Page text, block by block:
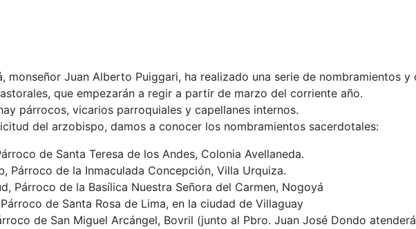
monseñor Juan Alberto Puiggari, ha realizado una serie de nombramientos y
que empezarán a regir a partir de marzo del corriente año.
párrocos, vicarios parroquiales y capellanes internos.
del arzobispo, damos a conocer los nombramientos sacerdotales:
de Santa Teresa de los Andes, Colonia Avellaneda.
Párroco de la Inmaculada Concepción, Villa Urquiza.
Párroco de la Basílica Nuestra Señora del Carmen, Nogoyá
de Santa Rosa de Lima, en la ciudad de Villaguay
de San Miguel Arcángel, Bovril (junto al Pbro. Juan José Dondo